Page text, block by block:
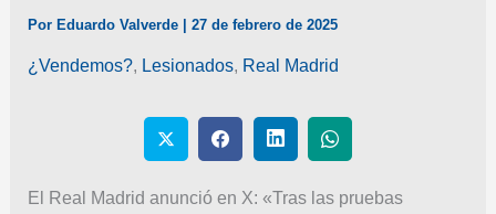
Por Eduardo Valverde 27 de febrero de 2025
¿Vendemos?, Lesionados, Real Madrid
El Real Madrid anunció en X: «Tras las pruebas